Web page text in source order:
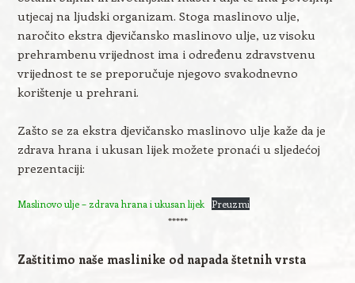
utjecaj na ljudski organizam. Stoga maslinovo ulje,
naročito ekstra djevičansko maslinovo ulje, uz visoku
prehrambenu vrijednost ima i određenu zdravstvenu
vrijednost te se preporučuje njegovo svakodnevno
korištenje u prehrani.
Zašto se za ekstra djevičansko maslinovo ulje kaže da je
zdrava hrana i ukusan lijek možete pronaći u sljedećoj
prezentaciji:
Maslinovo ulje – zdrava hrana i ukusan lijek Preuzmi
*****
Zaštitimo naše maslinike od napada štetnih vrsta